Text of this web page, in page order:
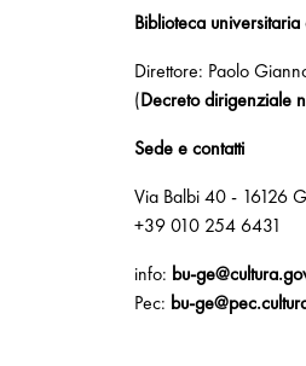
Biblioteca
Direttore: Paolo
(Decreto
Sede e contatti
Via Balbi 40 - 16126
+39 010 254 6431
info: bu-
Pec: bu-